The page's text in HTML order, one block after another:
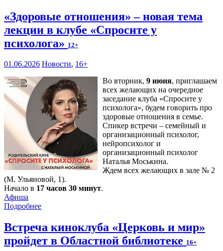
«Здоровые отношения» – новая тема
лекции в клубе «Спросите у
психолога» 12+
01.06.2026 Новости, 16+
Во вторник, 9 июня, приглашаем
всех желающих на очередное
заседание клуба «Спросите у
психолога», будем говорить про
здоровые отношения в семье.
Спикер встречи – семейный и
организационный психолог,
нейропсихолог и
организационный психолог
Наталья Моськина.
Ждем всех желающих в зале № 2
(М. Ульяновой, 1).
Начало в 17 часов 30 минут.
Афиша
Подробнее
Встреча киноклуба «Церковь и мир»
пройдет в Областной библиотеке 16+